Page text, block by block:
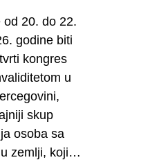
od 20. do 22.
godine biti
kongres
u
skup
osoba sa
zemlji, koji…